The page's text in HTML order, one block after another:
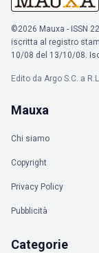
©2026 Mauxa - ISSN
iscritta al registro
10/08 del 13/10/08.
Edito da Argo S.C. a
Mauxa
Chi siamo
Copyright
Privacy Policy
Pubblicità
Categorie